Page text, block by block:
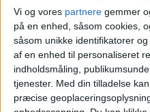
Vi og vores partnere gemmer
på en enhed, såsom cookies,
såsom unikke identifikatorer
af en enhed til personaliseret
indholdsmåling,
tjenester. Med din tilladelse
præcise
HOTEL